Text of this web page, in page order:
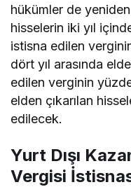
hükümler de
hisselerin iki yıl
istisna edilen
dört yıl arasında
edilen verginin yüzde
elden çıkarılan
edilecek.
Yurt Dışı
Vergisi